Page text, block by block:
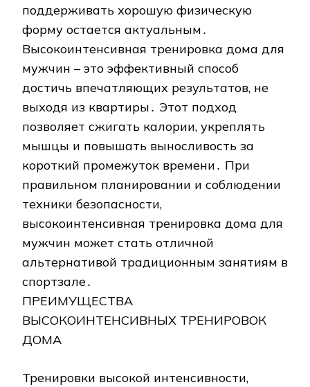
поддерживать хорошую физическую
форму остается актуальным․
Высокоинтенсивная тренировка дома для
мужчин – это эффективный способ
достичь впечатляющих результатов, не
выходя из квартиры․ Этот подход
позволяет сжигать калории, укреплять
мышцы и повышать выносливость за
короткий промежуток времени․ При
правильном планировании и соблюдении
техники безопасности,
высокоинтенсивная тренировка дома для
мужчин может стать отличной
альтернативой традиционным занятиям в
спортзале․
ПРЕИМУЩЕСТВА
ВЫСОКОИНТЕНСИВНЫХ ТРЕНИРОВОК
ДОМА
Тренировки высокой интенсивности,